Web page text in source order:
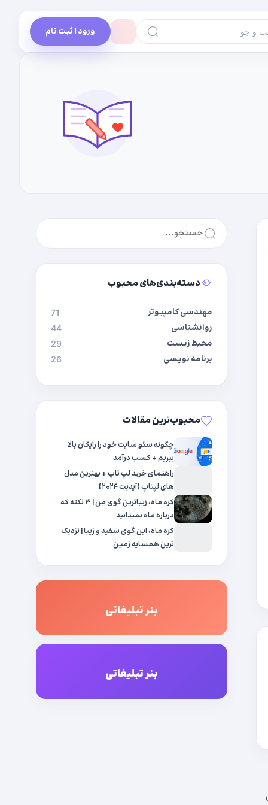
و جو ورود | ثبت نام
دسته‌بندی‌های محبوب
مهندسی کامپیوتر 71
روانشناسی 44
محیط زیست 29
برنامه نویسی 26
محبوب‌ترین مقالات
چگونه سئو سایت خود را رایگان بالا
ببریم + کسب درآمد
راهنمای خرید لپ تاپ + بهترین مدل
های لپتاپ {آپدیت ۲۰۲۴}
کره ماه، زیباترین گوی من | ۳ نکته که
درباره ماه نمیدانید
کره ماه، این گوی سفید و زیبا | نزدیک
ترین همسایه زمین
بنر تبلیغاتی
بنر تبلیغاتی